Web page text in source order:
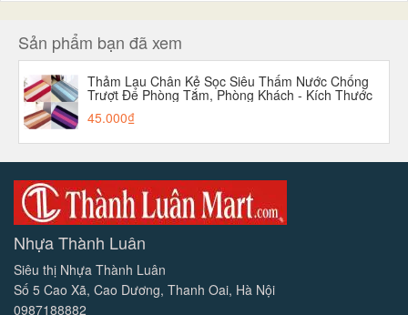
Sản phẩm bạn đã xem
Thảm Lau Chân Kẻ Sọc Siêu Thấm Nước Chống
Trượt Để Phòng Tắm, Phòng Khách - Kích Thước
40x60CM - aladanh-net-vn
45.000₫
Nhựa Thành Luân
Siêu thị Nhựa Thành Luân
Số 5 Cao Xã, Cao Dương, Thanh Oai, Hà Nội
0987188882